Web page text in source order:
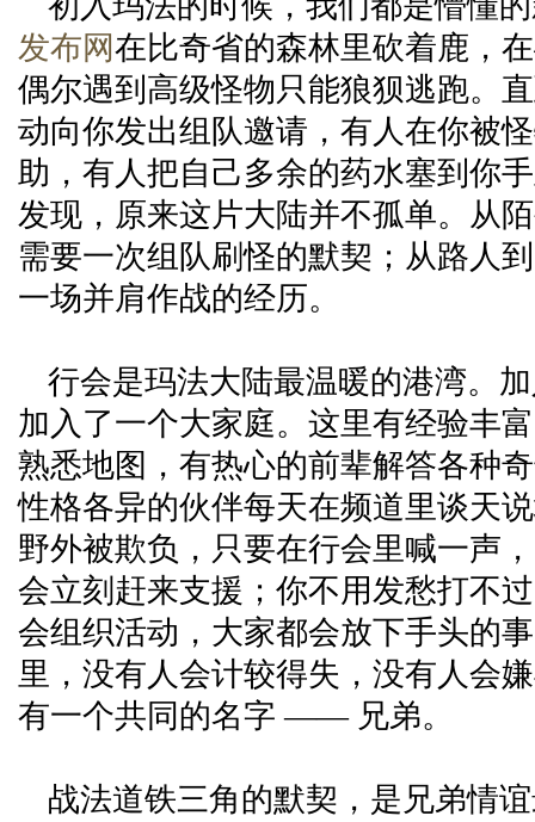
发布网在比奇省的森林里砍着鹿，
偶尔遇到高级怪物只能狼狈逃跑。
动向你发出组队邀请，有人在你被
助，有人把自己多余的药水塞到你
发现，原来这片大陆并不孤单。从
需要一次组队刷怪的默契；从路人
一场并肩作战的经历。
行会是玛法大陆最温暖的港湾。
加入了一个大家庭。这里有经验丰
熟悉地图，有热心的前辈解答各种
性格各异的伙伴每天在频道里谈天
野外被欺负，只要在行会里喊一声
会立刻赶来支援；你不用发愁打不
会组织活动，大家都会放下手头的
里，没有人会计较得失，没有人会
有一个共同的名字 —— 兄弟。
战法道铁三角的默契，是兄弟情